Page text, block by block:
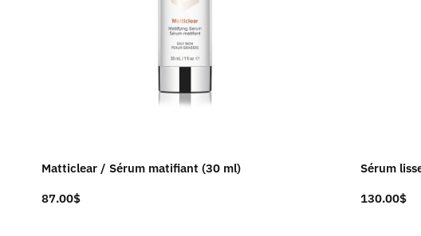
Matticlear / Sérum matifiant (30 ml)
87.00$
Sérum
130.00$